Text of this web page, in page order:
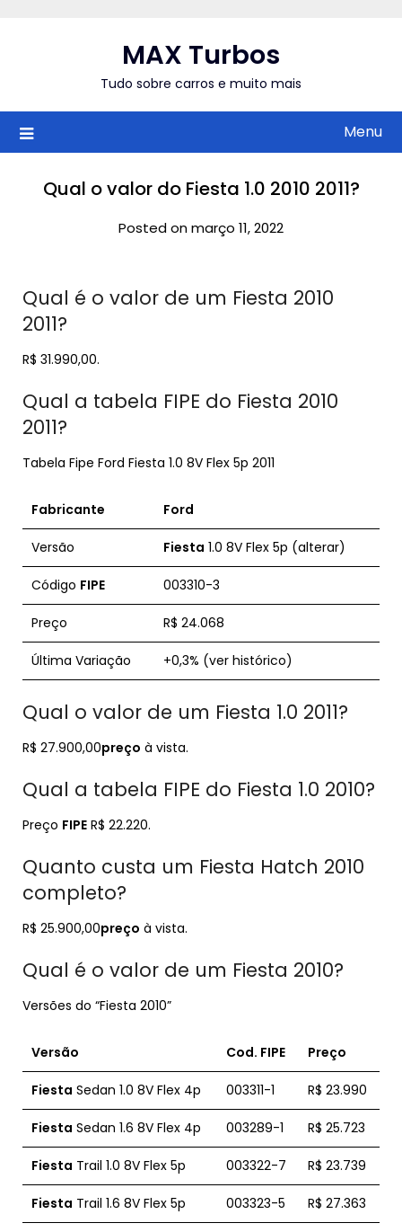
MAX Turbos
Tudo sobre carros e muito mais
Menu
Qual o valor do Fiesta 1.0 2010 2011?
Posted on março 11, 2022
Qual é o valor de um Fiesta 2010
2011?
R$ 31.990,00.
Qual a tabela FIPE do Fiesta 2010
2011?
Tabela Fipe Ford Fiesta 1.0 8V Flex 5p 2011
Fabricante Ford
Versão Fiesta 1.0 8V Flex 5p (alterar)
Código FIPE 003310-3
Preço R$ 24.068
Última Variação +0,3% (ver histórico)
Qual o valor de um Fiesta 1.0 2011?
R$ 27.900,00preço à vista.
Qual a tabela FIPE do Fiesta 1.0 2010?
Preço FIPE R$ 22.220.
Quanto custa um Fiesta Hatch 2010
completo?
R$ 25.900,00preço à vista.
Qual é o valor de um Fiesta 2010?
Versões do “Fiesta 2010”
Versão Cod. FIPE Preço
Fiesta Sedan 1.0 8V Flex 4p 003311-1 R$ 23.990
Fiesta Sedan 1.6 8V Flex 4p 003289-1 R$ 25.723
Fiesta Trail 1.0 8V Flex 5p 003322-7 R$ 23.739
Fiesta Trail 1.6 8V Flex 5p 003323-5 R$ 27.363